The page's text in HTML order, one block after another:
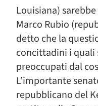
Louisiana)
Marco Rubio
detto che la
concittadini i quali
preoccupati dal
L’importante
repubblicano del